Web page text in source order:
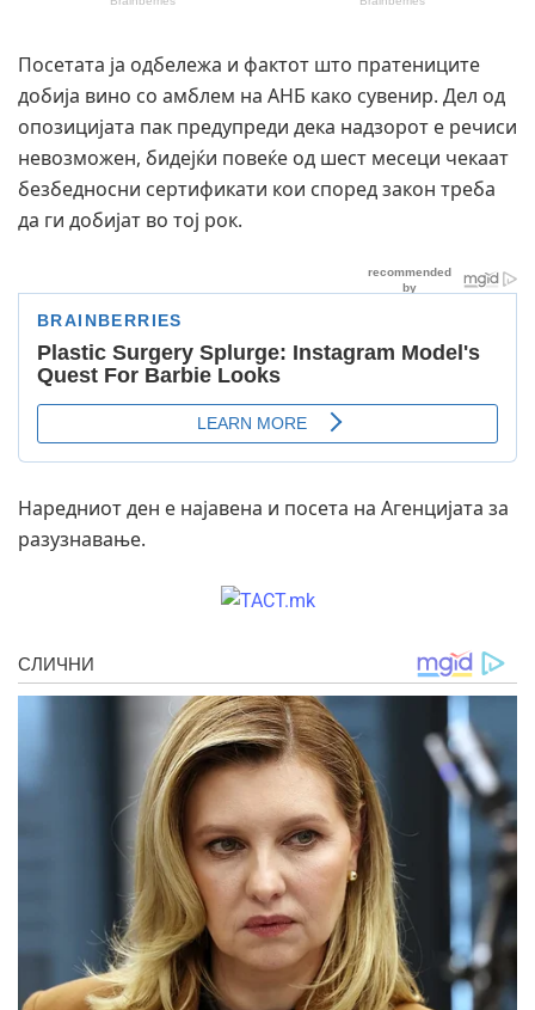
Посетата ја одбележа и фактот што пратениците
добија вино со амблем на АНБ како сувенир. Дел од
опозицијата пак предупреди дека надзорот е речиси
невозможен, бидејќи повеќе од шест месеци чекаат
безбедносни сертификати кои според закон треба
да ги добијат во тој рок.
Наредниот ден е најавена и посета на Агенцијата за
разузнавање.